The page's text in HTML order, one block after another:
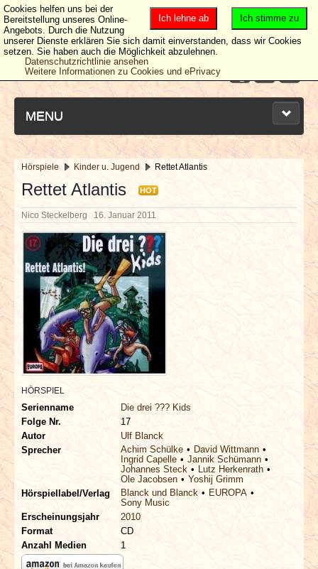
MENU
NEUESTE ARTIKEL
NEWS & DATES
BERICHTE
VERLOSUNGEN
INTERVIEWS
SPECIALS
REDAKTION
LINKS
Hörspiele Kinder u. Jugend Rettet Atlantis
Rettet Atlantis HOT
Nico Steckelberg 16. Januar 2011
HÖRSPIEL
Serienname
Die drei ??? Kids
Folge Nr.
17
Autor
Ulf Blanck
Sprecher
Achim Schülke
David Wittmann
Ingrid Capelle
Jannik Schümann
Johannes Steck
Lutz Herkenrath
Ole Jacobsen
Yoshij Grimm
Hörspiellabel/Verlag
Blanck und Blanck
EUROPA
Sony Music
Erscheinungsjahr
2010
Format
CD
Anzahl Medien
1
Ich stimme zu
Ich lehne ab
Cookies helfen uns bei der
Bereitstellung unseres Online-
Angebots. Durch die Nutzung
unserer Dienste erklären Sie sich damit einverstanden, dass wir Cookies
setzen. Sie haben auch die Möglichkeit abzulehnen.
Datenschutzrichtlinie ansehen
Weitere Informationen zu Cookies und ePrivacy